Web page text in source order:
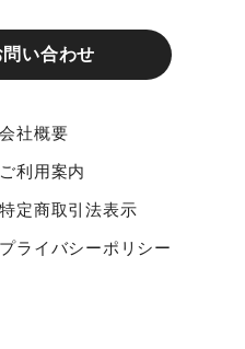
問い合わせ
会社概要
ご利用案内
特定商取引法表示
プライバシーポリシー